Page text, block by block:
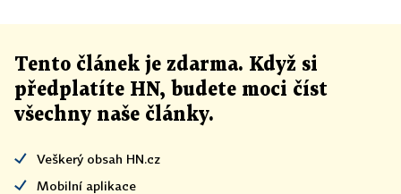
Tento článek je zdarma. Když si
předplatíte HN, budete moci číst
všechny naše články.
Veškerý obsah HN.cz
Mobilní aplikace